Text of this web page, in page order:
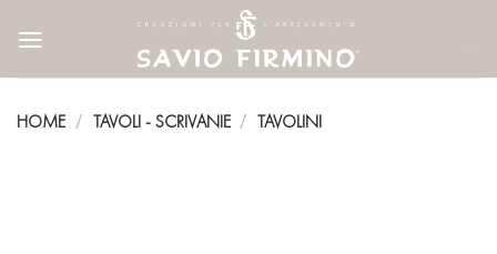
HOME / TAVOLI - SCRIVANIE / TAVOLINI